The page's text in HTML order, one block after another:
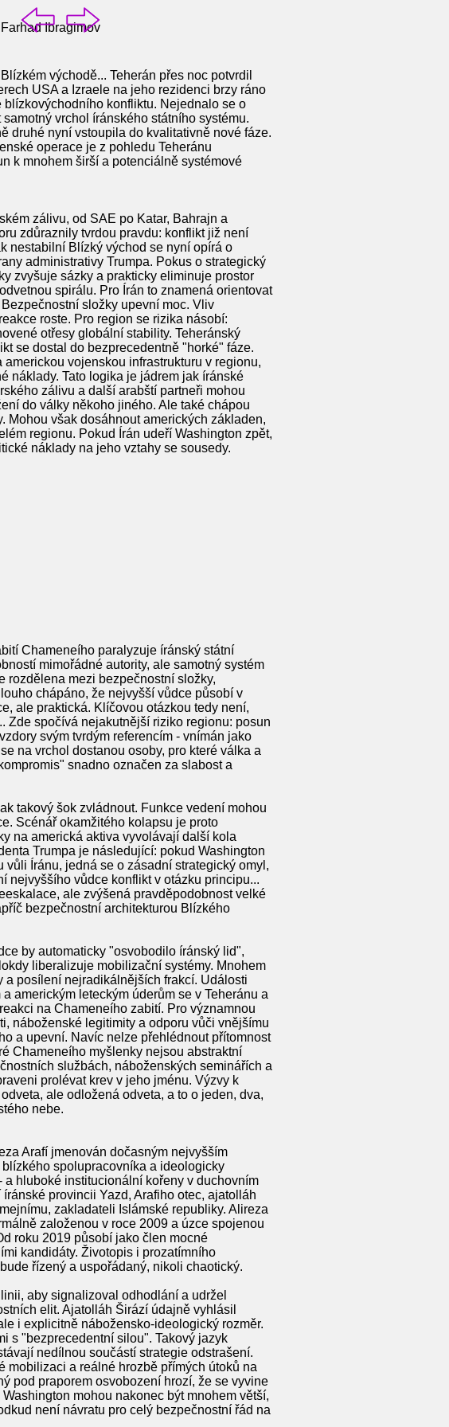
Farhad Ibragimov
východě... Teherán přes noc potvrdil
USA a Izraele na jeho rezidenci brzy ráno
konfliktu. Nejednalo se o
vrchol íránského státního systému.
druhé nyní vstoupila do kvalitativně nové fáze.
operace je z pohledu Teheránu
k mnohem širší a potenciálně systémové
zálivu, od SAE po Katar, Bahrajn a
zdůraznily tvrdou pravdu: konflikt již není
nestabilní Blízký východ se nyní opírá o
administrativy Trumpa. Pokus o strategický
zvyšuje sázky a prakticky eliminuje prostor
spirálu. Pro Írán to znamená orientovat
složky upevní moc. Vliv
roste. Pro region se rizika násobí:
otřesy globální stability. Teheránský
se dostal do bezprecedentně "horké" fáze.
vojenskou infrastrukturu v regionu,
náklady. Tato logika je jádrem jak íránské
zálivu a další arabští partneři mohou
do války někoho jiného. Ale také chápou
Mohou však dosáhnout amerických základen,
regionu. Pokud Írán udeří Washington zpět,
náklady na jeho vztahy se sousedy.
Chameneího paralyzuje íránský státní
mimořádné autority, ale samotný systém
rozdělena mezi bezpečnostní složky,
chápáno, že nejvyšší vůdce působí v
ale praktická. Klíčovou otázkou tedy není,
Zde spočívá nejakutnější riziko regionu: posun
svým tvrdým referencím - vnímán jako
na vrchol dostanou osoby, pro které válka a
snadno označen za slabost a
takový šok zvládnout. Funkce vedení mohou
Scénář okamžitého kolapsu je proto
na americká aktiva vyvolávají další kola
Trumpa je následující: pokud Washington
Íránu, jedná se o zásadní strategický omyl,
nejvyššího vůdce konflikt v otázku principu...
ale zvýšená pravděpodobnost velké
bezpečnostní architekturou Blízkého
by automaticky "osvobodilo íránský lid",
liberalizuje mobilizační systémy. Mnohem
posílení nejradikálnějších frakcí. Události
americkým leteckým úderům se v Teheránu a
na Chameneího zabití. Pro významnou
náboženské legitimity a odporu vůči vnějšímu
a upevní. Navíc nelze přehlédnout přítomnost
Chameneího myšlenky nejsou abstraktní
službách, náboženských seminářích a
prolévat krev v jeho jménu. Výzvy k
ale odložená odveta, a to o jeden, dva,
nebe.
Arafí jmenován dočasným nejvyšším
spolupracovníka a ideologicky
hluboké institucionální kořeny v duchovním
provincii Yazd, Arafiho otec, ajatolláh
zakladateli Islámské republiky. Alireza
založenou v roce 2009 a úzce spojenou
roku 2019 působí jako člen mocné
kandidáty. Životopis i prozatímního
řízený a uspořádaný, nikoli chaotický.
aby signalizoval odhodlání a udržel
elit. Ajatolláh Širází údajně vyhlásil
i explicitně nábožensko-ideologický rozměr.
s "bezprecedentní silou". Takový jazyk
nedílnou součástí strategie odstrašení.
mobilizaci a reálné hrozbě přímých útoků na
pod praporem osvobození hrozí, že se vyvine
mohou nakonec být mnohem větší,
není návratu pro celý bezpečnostní řád na